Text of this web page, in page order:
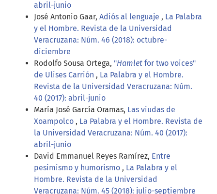
abril-junio
José Antonio Gaar, Adiós al lenguaje , La Palabra
y el Hombre. Revista de la Universidad
Veracruzana: Núm. 46 (2018): octubre-
diciembre
Rodolfo Sousa Ortega, "Hamlet for two voices"
de Ulises Carrión , La Palabra y el Hombre.
Revista de la Universidad Veracruzana: Núm.
40 (2017): abril-junio
María José García Oramas, Las viudas de
Xoampolco , La Palabra y el Hombre. Revista de
la Universidad Veracruzana: Núm. 40 (2017):
abril-junio
David Emmanuel Reyes Ramírez, Entre
pesimismo y humorismo , La Palabra y el
Hombre. Revista de la Universidad
Veracruzana: Núm. 45 (2018): julio-septiembre